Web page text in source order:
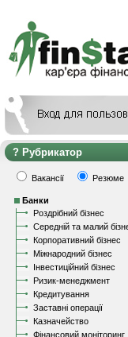
Рубрикатор
Вакансії Резюме
Банки
Роздрібний бізнес
Середній та малий
Корпоративний бізнес
Міжнародний бізнес
Інвестиційний бізнес
Ризик-менеджмент
Кредитування
Заставні операції
Казначейство
Фінансовий моніторинг